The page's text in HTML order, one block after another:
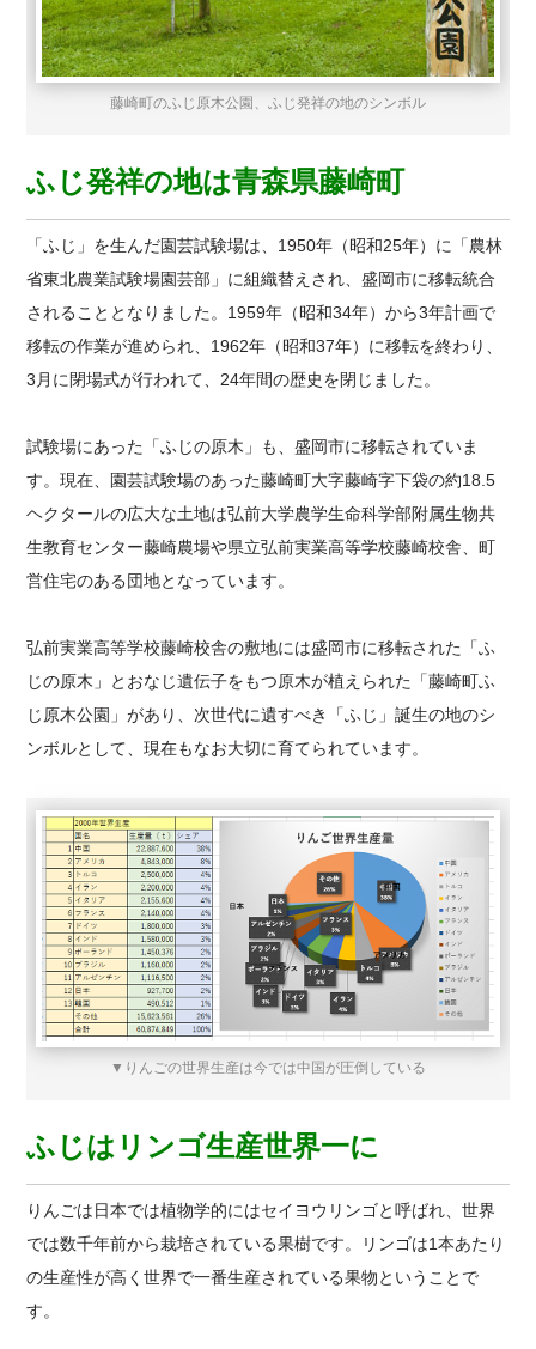
藤崎町のふじ原木公園、ふじ発祥の地のシンボル
ふじ発祥の地は青森県藤崎町
「ふじ」を生んだ園芸試験場は、1950年（昭和25年）に「農林
省東北農業試験場園芸部」に組織替えされ、盛岡市に移転統合
されることとなりました。1959年（昭和34年）から3年計画で
移転の作業が進められ、1962年（昭和37年）に移転を終わり、
3月に閉場式が行われて、24年間の歴史を閉じました。
試験場にあった「ふじの原木」も、盛岡市に移転されていま
す。現在、園芸試験場のあった藤崎町大字藤崎字下袋の約18.5
ヘクタールの広大な土地は弘前大学農学生命科学部附属生物共
生教育センター藤崎農場や県立弘前実業高等学校藤崎校舎、町
営住宅のある団地となっています。
弘前実業高等学校藤崎校舎の敷地には盛岡市に移転された「ふ
じの原木」とおなじ遺伝子をもつ原木が植えられた「藤崎町ふ
じ原木公園」があり、次世代に遺すべき「ふじ」誕生の地のシ
ンボルとして、現在もなお大切に育てられています。
▼りんごの世界生産は今では中国が圧倒している
ふじはリンゴ生産世界一に
りんごは日本では植物学的にはセイヨウリンゴと呼ばれ、世界
では数千年前から栽培されている果樹です。リンゴは1本あたり
の生産性が高く世界で一番生産されている果物ということで
す。